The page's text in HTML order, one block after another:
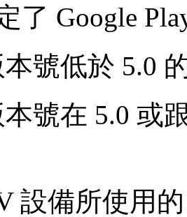
了 Google
號低於 5.0
號在 5.0 或
設備所使用